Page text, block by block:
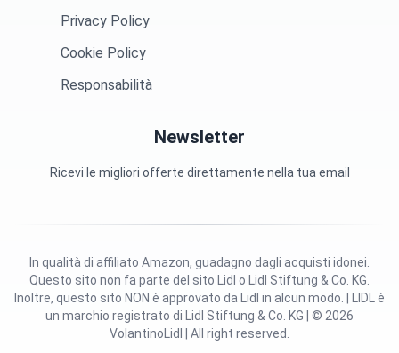
Privacy Policy
Cookie Policy
Responsabilità
Newsletter
Ricevi le migliori offerte direttamente nella tua email
Questo sito non fa parte del sito Lidl o Lidl Stiftung & Co. KG.
Inoltre, questo sito NON è approvato da Lidl in alcun modo. | LIDL è
un marchio registrato di Lidl Stiftung & Co. KG | © 2026
VolantinoLidl | All right reserved.
In qualità di affiliato Amazon, guadagno dagli acquisti idonei.